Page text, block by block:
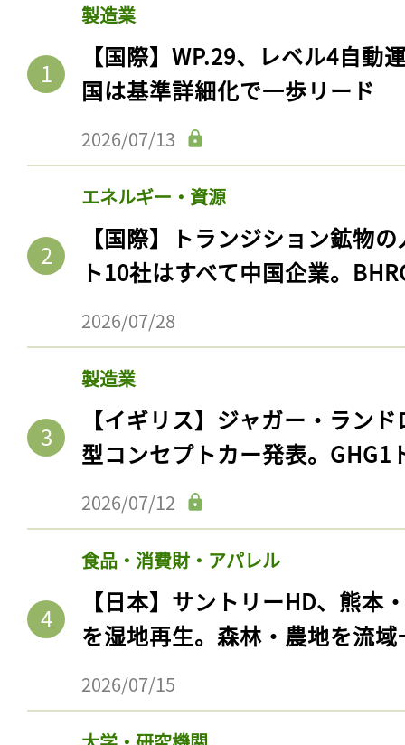
製造業
【国際】WP.29、レベル4自動
国は基準詳細化で一歩リード
2026/07/13
エネルギー・資源
【国際】トランジション鉱物
ト10社はすべて中国企業。
2026/07/28
製造業
【イギリス】ジャガー・ラン
型コンセプトカー発表。GHG1
2026/07/12
食品・消費財・アパレル
【日本】サントリーHD、熊本
を湿地再生。森林・農地を流
2026/07/15